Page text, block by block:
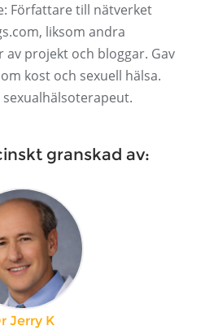
Författare till nätverket
liksom andra
av projekt och bloggar. Gav
kost och sexuell hälsa.
granskad av:
Jerry K